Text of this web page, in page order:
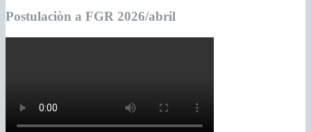
Postulaciòn a FGR 2026/abril